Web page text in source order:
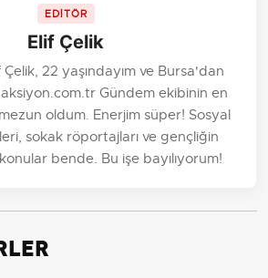
EDİTÖR
Elif Çelik
Çelik, 22 yaşındayım ve Bursa'dan
Gündem ekibinin en
oldum. Enerjim süper! Sosyal
sokak röportajları ve gençliğin
bende. Bu işe bayılıyorum!